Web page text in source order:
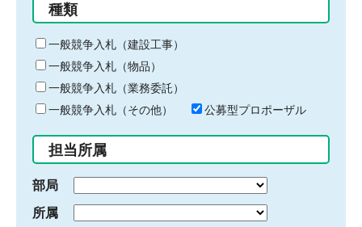
る
キ
ー
ワ
ー
ド
入
力
種類
一般競争入札（建設工事）
一般競争入札（物品）
一般競争入札（業務委託）
一般競争入札（その他）
公募型プロポーザル
担当所属
部局
所属